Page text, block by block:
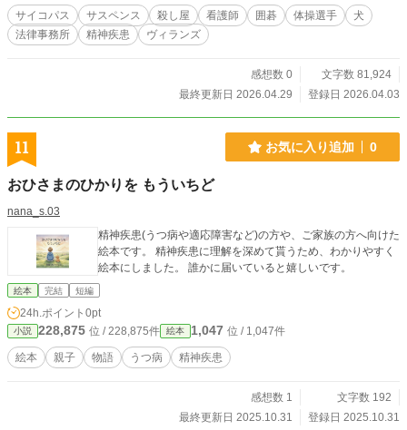
承いただきたく存じます。また苦情・ご意見・ご指摘等も受付致しかねます。あ
くまで架空の設定であり、実在のモデル等は一切ございません。 ※エブリスタ
でも公開があります。 ※作中で現在とは状況の異なる事実についての言及がご
たためであり、作品の進行上、原文のままである方が臨場感があると判断したた
め、あえて修正せずに掲載しております。
サイコパス サスペンス 殺し屋 看護師 囲碁 体操選手
犬
法律事務所
精神疾患 ヴィランズ
感想数 0
文字数 81,924
最終更新日 2026.04.29
登録日 2026.04.03
11 お気に入り追加 0
おひさまのひかりを もういちど
nana_s.03
精神疾患(うつ病や適応障害など)の方や、ご家族の方へ向けた
絵本です。 精神疾患に理解を深めて貰うため、わかりやすく
絵本にしました。 誰かに届いていると嬉しいです。
絵本 完結 短編
24h.ポイント 0pt
小説 228,875 位 / 228,875件 絵本 1,047 位 / 1,047件
絵本 親子 物語 うつ病 精神疾患
感想数 1
文字数 192
最終更新日 2025.10.31
登録日 2025.10.31